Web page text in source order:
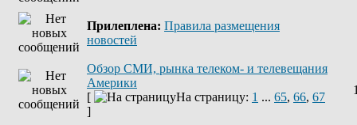
Прилеплена: Правила размещения
новостей
Обзор СМИ, рынка телеком- и телевещания
Америки
[
На страницу: 1 ... 65, 66, 67
]